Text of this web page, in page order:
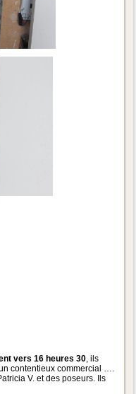
vers 16 heures 30 , ils
contentieux commercial ….
V. et des poseurs. Ils